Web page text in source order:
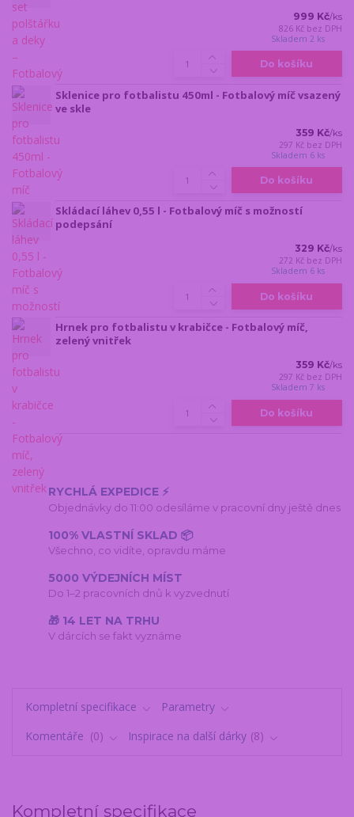
999 Kč/ks
826 Kč bez DPH
Skladem 2 ks
Do košíku
Sklenice pro fotbalistu 450ml - Fotbalový míč vsazený
ve skle
359 Kč/ks
297 Kč bez DPH
Skladem 6 ks
Do košíku
Skládací láhev 0,55 l - Fotbalový míč s možností
podepsání
329 Kč/ks
272 Kč bez DPH
Skladem 6 ks
Do košíku
Hrnek pro fotbalistu v krabičce - Fotbalový míč,
zelený vnitřek
359 Kč/ks
297 Kč bez DPH
Skladem 7 ks
Do košíku
RYCHLÁ EXPEDICE ⚡
Objednávky do 11:00 odesíláme v pracovní dny ještě dnes
100% VLASTNÍ SKLAD 📦
Všechno, co vidíte, opravdu máme
5000 VÝDEJNÍCH MÍST
Do 1–2 pracovních dnů k vyzvednutí
🎁 14 LET NA TRHU
V dárcích se fakt vyznáme
Kompletní specifikace
Parametry
Komentáře
0 Inspirace na další dárky 8
Kompletní specifikace